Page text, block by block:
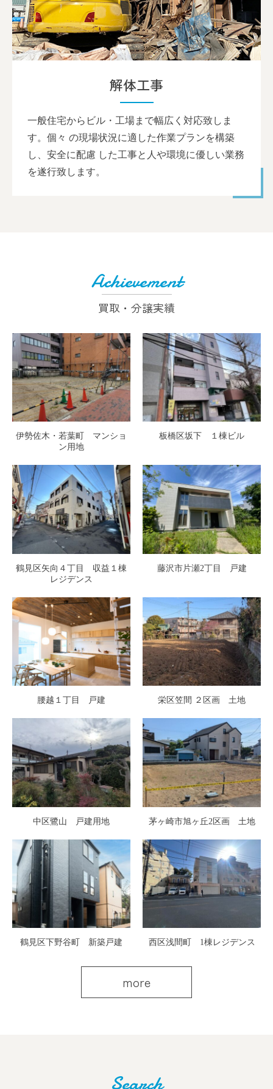
解体工事
一般住宅からビル・工場まで幅広く対応致しま
す。個々 の現場状況に適した作業プランを構築
し、安全に配慮 した工事と人や環境に優しい業務
を遂行致します。
Achievement
買取・分譲実績
伊勢佐木・若葉町 マンショ
ン用地
板橋区坂下 １棟ビル
鶴見区矢向４丁目 収益１棟
レジデンス
藤沢市片瀬2丁目 戸建
腰越１丁目 戸建 栄区笠間 ２区画 土地
中区鷺山 戸建用地 茅ヶ崎市旭ヶ丘2区画 土地
鶴見区下野谷町 新築戸建 西区浅間町 1棟レジデンス
more